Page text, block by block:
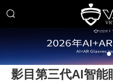
影目第三代AI智能